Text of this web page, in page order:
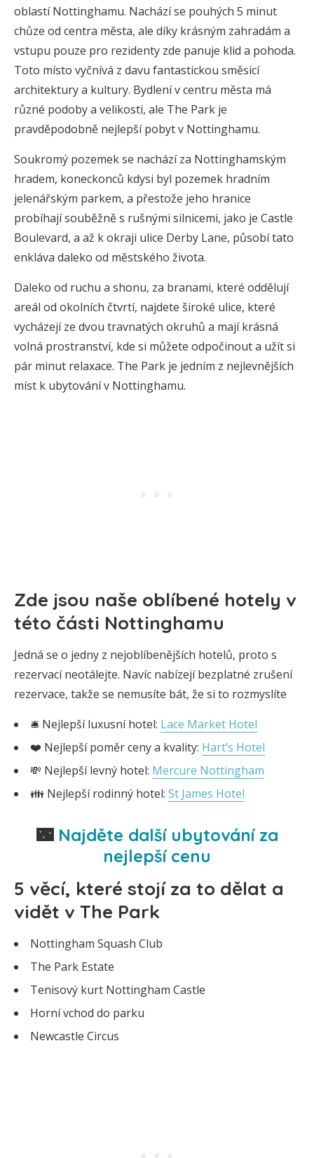
oblastí Nottinghamu. Nachází se pouhých 5 minut
chůze od centra města, ale díky krásným zahradám a
vstupu pouze pro rezidenty zde panuje klid a pohoda.
Toto místo vyčnívá z davu fantastickou směsicí
architektury a kultury. Bydlení v centru města má
různé podoby a velikosti, ale The Park je
pravděpodobně nejlepší pobyt v Nottinghamu.
Soukromý pozemek se nachází za Nottinghamským
hradem, koneckonců kdysi byl pozemek hradním
jelenářským parkem, a přestože jeho hranice
probíhají souběžně s rušnými silnicemi, jako je Castle
Boulevard, a až k okraji ulice Derby Lane, působí tato
enkláva daleko od městského života.
Daleko od ruchu a shonu, za branami, které oddělují
areál od okolních čtvrtí, najdete široké ulice, které
vycházejí ze dvou travnatých okruhů a mají krásná
volná prostranství, kde si můžete odpočinout a užít si
pár minut relaxace. The Park je jedním z nejlevnějších
míst k ubytování v Nottinghamu.
Zde jsou naše oblíbené hotely v
této části Nottinghamu
Jedná se o jedny z nejoblíbenějších hotelů, proto s
rezervací neotálejte. Navíc nabízejí bezplatné zrušení
rezervace, takže se nemusíte bát, že si to rozmyslíte
🛎️ Nejlepší luxusní hotel: Lace Market Hotel
❤️ Nejlepší poměr ceny a kvality: Hart’s Hotel
💸 Nejlepší levný hotel: Mercure Nottingham
👪 Nejlepší rodinný hotel: St James Hotel
🌃 Najděte další ubytování za
nejlepší cenu
5 věcí, které stojí za to dělat a
vidět v The Park
Nottingham Squash Club
The Park Estate
Tenisový kurt Nottingham Castle
Horní vchod do parku
Newcastle Circus